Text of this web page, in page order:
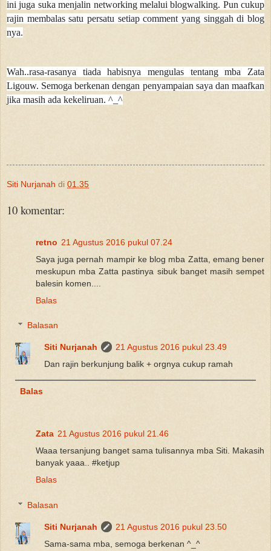
ini juga suka menjalin networking melalui blogwalking. Pun cukup
rajin membalas satu persatu setiap comment yang singgah di blog
nya.
Wah..rasa-rasanya tiada habisnya mengulas tentang mba Zata
Ligouw. Semoga berkenan dengan penyampaian saya dan maafkan
jika masih ada kekeliruan. ^_^
Siti Nurjanah di 01.35
10 komentar:
retno 21 Agustus 2016 pukul 07.24
Saya juga pernah mampir ke blog mba Zatta, emang bener
meskupun mba Zatta pastinya sibuk banget masih sempet
balesin komen....
Balas
Balasan
Siti Nurjanah
21 Agustus 2016 pukul 23.49
Dan rajin berkunjung balik + orgnya cukup ramah
Balas
Zata 21 Agustus 2016 pukul 21.46
Waaa tersanjung banget sama tulisannya mba Siti. Makasih
banyak yaaa.. #ketjup
Balas
Balasan
Siti Nurjanah
21 Agustus 2016 pukul 23.50
Sama-sama mba, semoga berkenan ^_^